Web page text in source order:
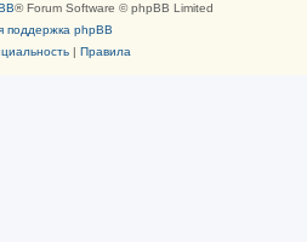
® Forum Software © phpBB Limited
поддержка phpBB
| Правила